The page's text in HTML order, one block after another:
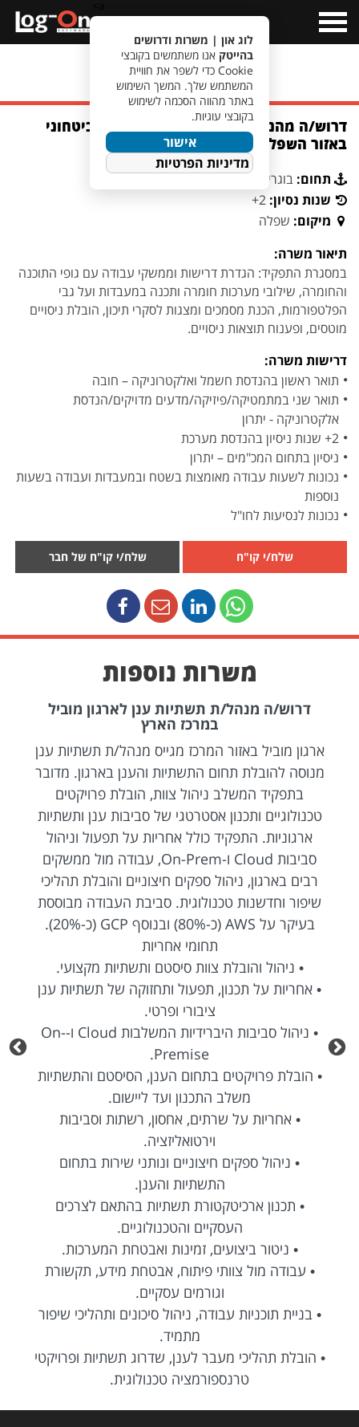
Menu
מעבר לחיפוש משרות
דרוש/ה מהנדס/ת מערכת מכ"ם לארגון ביטחוני
באזור השפלה
תחום: בוגרי יחידות צבאיות
שנות נסיון: 2+
מיקום: שפלה
תיאור משרה:
במסגרת התפקיד: הגדרת דרישות וממשקי עבודה עם גופי התוכנה
והחומרה, שילובי מערכות חומרה ותכנה במעבדות ועל גבי
הפלטפורמות, הכנת מסמכים ומצגות לסקרי תיכון, הובלת ניסויים
מוטסים, ופענוח תוצאות ניסויים.
דרישות משרה:
תואר ראשון בהנדסת חשמל ואלקטרוניקה – חובה
תואר שני במתמטיקה/פיזיקה/מדעים מדויקים/הנדסת
אלקטרוניקה - יתרון
2+ שנות ניסיון בהנדסת מערכת
ניסיון בתחום המכ"מים – יתרון
נכונות לשעות עבודה מאומצות בשטח ובמעבדות ועבודה בשעות
נוספות
נכונות לנסיעות לחו"ל
שלח/י קו"ח שלח/י קו"ח של חבר
משרות נוספות
דרוש/ה מנהל/ת תשתיות ענן לארגון מוביל
במרכז הארץ
ארגון מוביל באזור המרכז מגייס מנהל/ת תשתיות ענן
מנוסה להובלת תחום התשתיות והענן בארגון. מדובר
בתפקיד המשלב ניהול צוות, הובלת פרויקטים
טכנולוגיים ותכנון אסטרטגי של סביבות ענן ותשתיות
ארגוניות. התפקיד כולל אחריות על תפעול וניהול
סביבות Cloud ו-On-Prem, עבודה מול ממשקים
רבים בארגון, ניהול ספקים חיצוניים והובלת תהליכי
שיפור וחדשנות טכנולוגית. סביבת העבודה מבוססת
בעיקר על AWS (כ-80%) ובנוסף GCP (כ-20%).
תחומי אחריות
• ניהול והובלת צוות סיסטם ותשתיות מקצועי.
• אחריות על תכנון, תפעול ותחזוקה של תשתיות ענן
ציבורי ופרטי.
• ניהול סביבות היברידיות המשלבות Cloud ו-On-
Premise.
• הובלת פרויקטים בתחום הענן, הסיסטם והתשתיות
משלב התכנון ועד ליישום.
• אחריות על שרתים, אחסון, רשתות וסביבות
וירטואליזציה.
• ניהול ספקים חיצוניים ונותני שירות בתחום
התשתיות והענן.
• תכנון ארכיטקטורת תשתיות בהתאם לצרכים
העסקיים והטכנולוגיים.
• ניטור ביצועים, זמינות ואבטחת המערכות.
• עבודה מול צוותי פיתוח, אבטחת מידע, תקשורת
וגורמים עסקיים.
• בניית תוכניות עבודה, ניהול סיכונים ותהליכי שיפור
מתמיד.
• הובלת תהליכי מעבר לענן, שדרוג תשתיות ופרויקטי
טרנספורמציה טכנולוגית.
לוג און | משרות ודרושים
בהייטק אנו משתמשים בקובצי
Cookie כדי לשפר את חוויית
המשתמש שלך. המשך השימוש
באתר מהווה הסכמה לשימוש
בקובצי עוגיות.
אישור
מדיניות הפרטיות